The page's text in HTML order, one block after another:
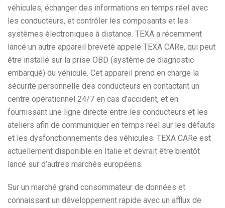
véhicules, échanger des informations en temps réel avec
les conducteurs, et contrôler les composants et les
systèmes électroniques à distance. TEXA a récemment
lancé un autre appareil breveté appelé TEXA CARe, qui peut
être installé sur la prise OBD (système de diagnostic
embarqué) du véhicule. Cet appareil prend en charge la
sécurité personnelle des conducteurs en contactant un
centre opérationnel 24/7 en cas d’accident, et en
fournissant une ligne directe entre les conducteurs et les
ateliers afin de communiquer en temps réel sur les défauts
et les dysfonctionnements des véhicules. TEXA CARe est
actuellement disponible en Italie et devrait être bientôt
lancé sur d’autres marchés européens.
Sur un marché grand consommateur de données et
connaissant un développement rapide avec un afflux de